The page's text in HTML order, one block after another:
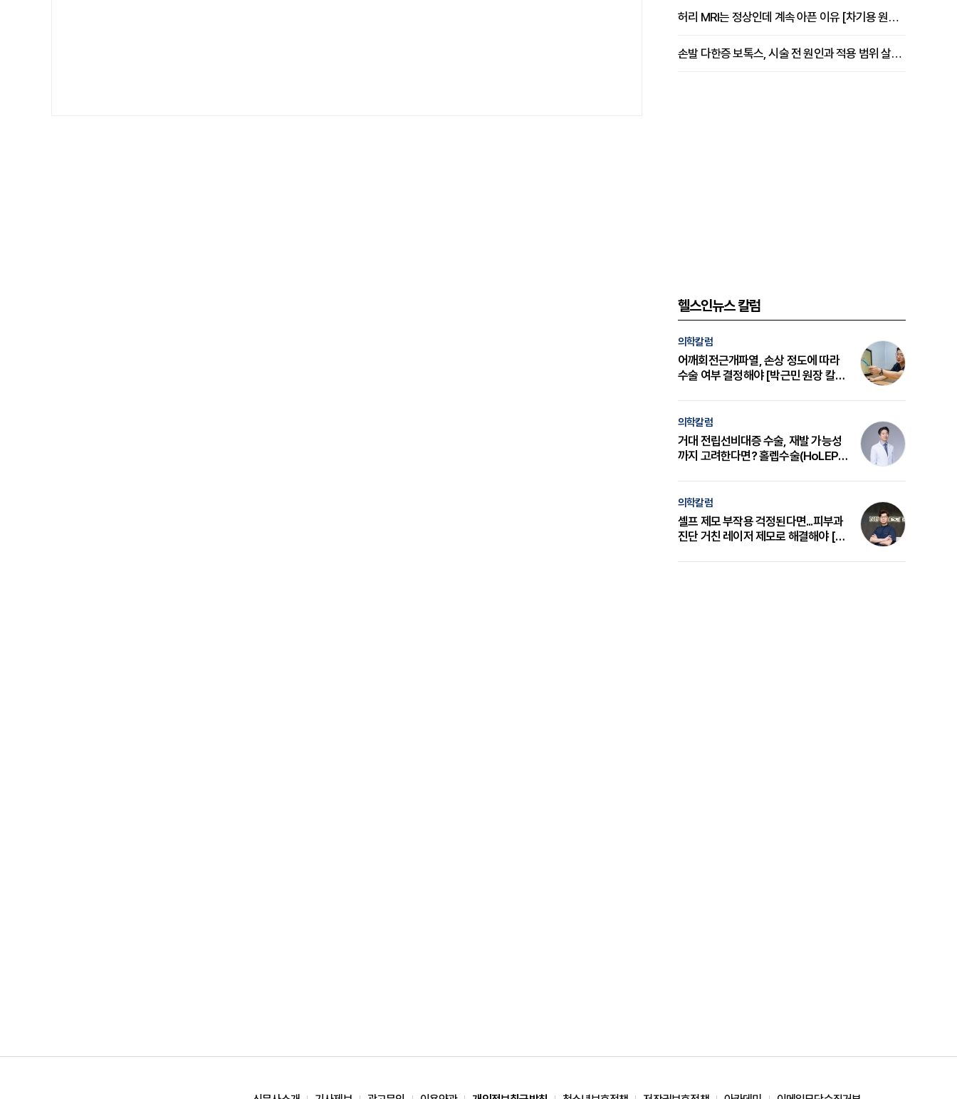
허리 MRI는 정상인데 계속 아픈 이유 [차기용 원장 칼럼]
손발 다한증 보톡스, 시술 전 원인과 적용 범위 살펴야 [강윤일 원장 칼럼]
헬스인뉴스 칼럼
의학칼럼
어깨회전근개파열, 손상 정도에 따라
수술 여부 결정해야 [박근민 원장 칼
의학칼럼
거대 전립선비대증 수술, 재발 가능성
까지 고려한다면? 홀렙수술(HoLEP)
의학칼럼
셀프 제모 부작용 걱정된다면...피부과
진단 거친 레이저 제모로 해결해야 [변